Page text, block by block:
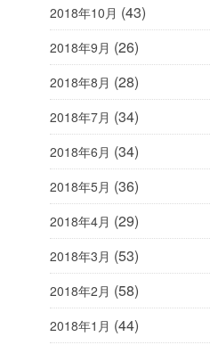
2018年10月 (43)
2018年9月 (26)
2018年8月 (28)
2018年7月 (34)
2018年6月 (34)
2018年5月 (36)
2018年4月 (29)
2018年3月 (53)
2018年2月 (58)
2018年1月 (44)